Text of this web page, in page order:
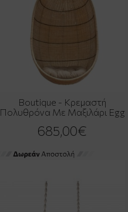
Boutique - Κρεμαστή
Πολυθρόνα Με Mαξιλάρι Egg
685,00€